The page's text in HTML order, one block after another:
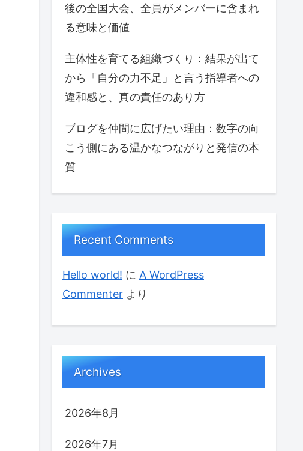
後の全国大会、全員がメンバーに含まれ
る意味と価値
主体性を育てる組織づくり：結果が出て
から「自分の力不足」と言う指導者への
違和感と、真の責任のあり方
ブログを仲間に広げたい理由：数字の向
こう側にある温かなつながりと発信の本
質
Recent Comments
Hello world! に A WordPress
Commenter より
Archives
2026年8月
2026年7月